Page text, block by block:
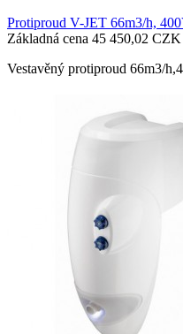
Protiproud V-JET 66m3/h,
Základná cena 45 450,02 CZK
Vestavěný protiproud 66m3/
Pridať do košíka